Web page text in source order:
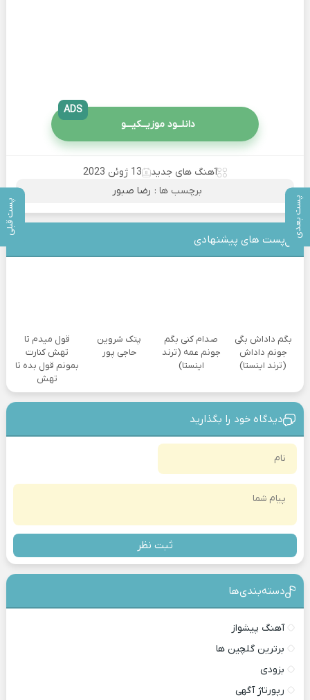
پست بعدی پست قبلی
دانلــود موزیــکیـــو
ADS
آهنگ های جدید
13 ژوئن 2023
برچسب ها : رضا صبور
پست های پیشنهادی
بگم داداش بگی
جونم داداش
(ترند اینستا)
صدام کنی بگم
جونم عمه (ترند
اینستا)
پتک شروین
حاجی پور
قول میدم تا
تهش کنارت
بمونم قول بده تا
تهش
دیدگاه خود را بگذارید
ثبت نظر
دسته‌بندی‎‌‌ها
آهنگ پیشواز
برترین گلچین ها
بزودی
رپورتاژ آگهی